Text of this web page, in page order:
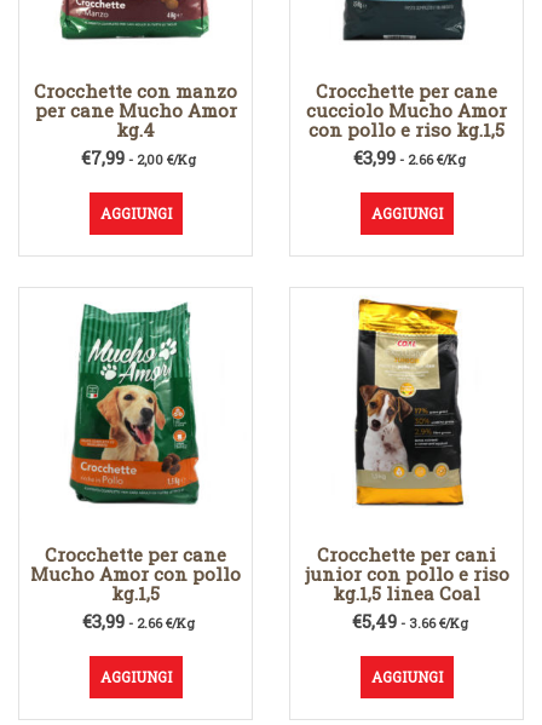
Crocchette con manzo
per cane Mucho Amor
kg.4
€7,99 - 2,00 €/Kg
AGGIUNGI
Crocchette per cane
cucciolo Mucho Amor
con pollo e riso kg.1,5
€3,99 - 2.66 €/Kg
AGGIUNGI
Crocchette per cane
Mucho Amor con pollo
kg.1,5
€3,99 - 2.66 €/Kg
AGGIUNGI
Crocchette per cani
junior con pollo e riso
kg.1,5 linea Coal
€5,49- 3.66 €/Kg
AGGIUNGI